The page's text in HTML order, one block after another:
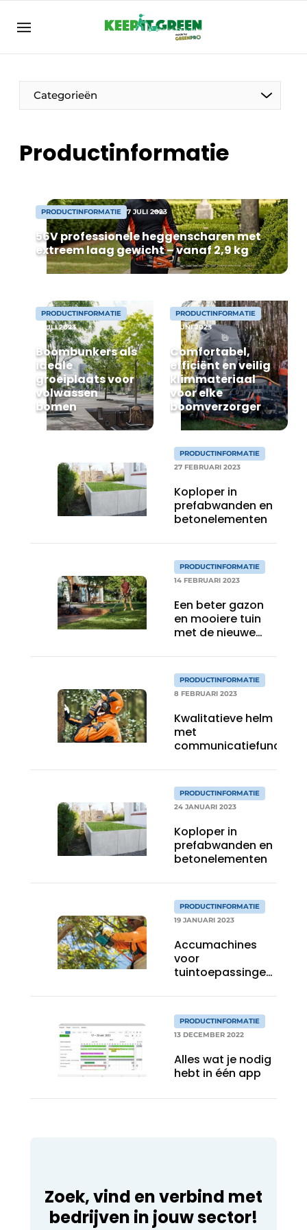
NL ENG FR
Categorieën
Productinformatie
PRODUCTINFORMATIE 7 JULI 2023
56V professionele heggenscharen met
extreem laag gewicht – vanaf 2,9 kg
PRODUCTINFORMATIE
6 JULI 2023
Boombunkers als
ideale
groeiplaats voor
volwassen
bomen
PRODUCTINFORMATIE
9 JUNI 2023
Comfortabel,
efficiënt en veilig
klimmateriaal
voor elke
boomverzorger
PRODUCTINFORMATIE
27 FEBRUARI 2023
Koploper in
prefabwanden en
betonelementen
PRODUCTINFORMATIE
14 FEBRUARI 2023
Een beter gazon
en mooiere tuin
met de nieuwe
gereedschappen
van Husqvarna
PRODUCTINFORMATIE
8 FEBRUARI 2023
Kwalitatieve helm
met
communicatiefunctie
PRODUCTINFORMATIE
24 JANUARI 2023
Koploper in
prefabwanden en
betonelementen
PRODUCTINFORMATIE
19 JANUARI 2023
Accumachines
voor
tuintoepassingen
professionals
steeds
populairder
PRODUCTINFORMATIE
13 DECEMBER 2022
Alles wat je nodig
hebt in één app
Zoek, vind en verbind met
bedrijven in jouw sector!